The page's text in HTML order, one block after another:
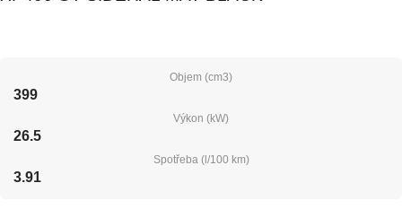
Objem (cm3)
399
Výkon (kW)
26.5
Spotřeba (l/100 km)
3.91